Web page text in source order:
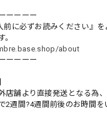
ーーーー
に必ずお読みください』を
。
about
ーーーー
店舗より直接発送となる為、
2週間?4週間前後のお時間を